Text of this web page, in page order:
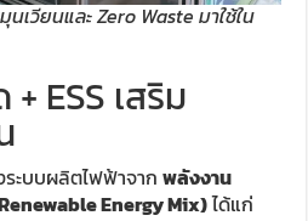
เวียนและ Zero Waste มาใช้ใน
ESS เสริม
ระบบผลิตไฟฟ้าจากพลังงาน
Energy Mix)ได้แก่